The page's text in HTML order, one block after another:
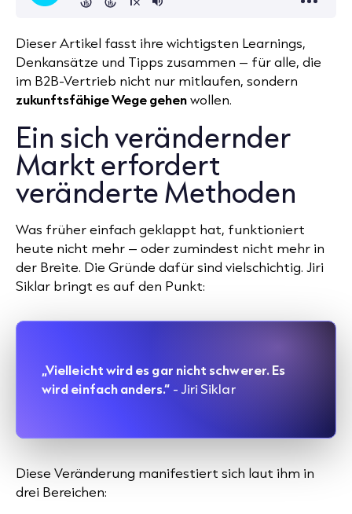
Dieser Artikel fasst ihre wichtigsten Learnings,
Denkansätze und Tipps zusammen – für alle, die
im B2B-Vertrieb nicht nur mitlaufen, sondern
zukunftsfähige Wege gehenwollen.
Ein sich verändernder
Markt erfordert
veränderte Methoden
Was früher einfach geklappt hat, funktioniert
heute nicht mehr – oder zumindest nicht mehr in
der Breite. Die Gründe dafür sind vielschichtig. Jiri
Siklar bringt es auf den Punkt:
„Vielleicht wird es gar nicht schwerer. Es
wird einfach anders.“ - Jiri Siklar
Diese Veränderung manifestiert sich laut ihm in
drei Bereichen: